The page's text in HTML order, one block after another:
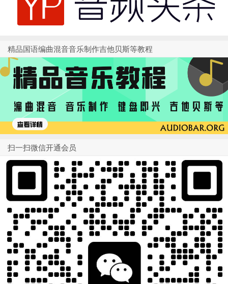
精品国语编曲混音音乐制作吉他贝斯等教程
扫一扫微信开通会员